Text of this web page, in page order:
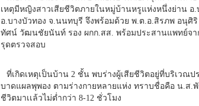
เหตุมีหญิงสาวเสียชีวิตภายในหมู่บ้านหรูแห่งหนึ่งย่าน อ.
อ.บางบัวทอง จ.นนทบุรี จึงพร้อมด้วย พ.ต.อ.สิรภพ อนุ
ทัศน์ วัฒนชัยนันท์ รอง ผกก.สส. พร้อมประสานแพทย์จ
รุดตรวจสอบ
ที่เกิดเหตุเป็นบ้าน 2 ชั้น พบร่างผู้เสียชีวิตอยู่ที่บริเว
บาดแผลพุพอง ตามร่างกายหลายแห่ง ทราบชื่อคือ น.ส.พั
ชีวิตมาเเล้วไม่ต่ำกว่า 8-12 ชั่วโมง